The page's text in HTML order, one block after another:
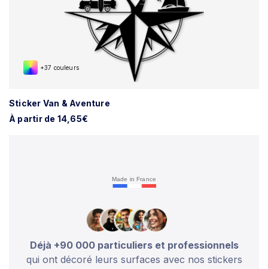
+37 couleurs
Sticker Van & Aventure
À partir de 14,65€
Made in France
Déjà +90 000 particuliers et professionnels
qui ont décoré leurs surfaces avec nos stickers